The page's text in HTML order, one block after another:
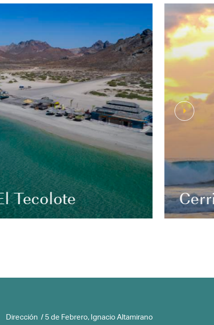
Tecolote
Dirección / 5 de Febrero, Ignacio Altamirano